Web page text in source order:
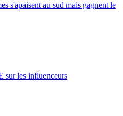
s'apaisent au sud mais gagnent le
sur les influenceurs